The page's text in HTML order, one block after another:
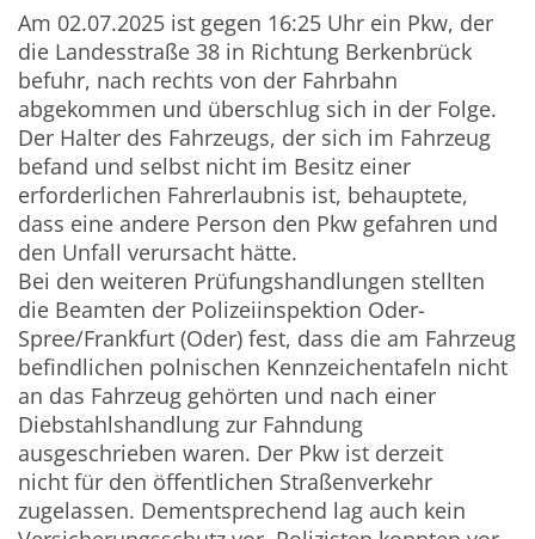
Am 02.07.2025 ist gegen 16:25 Uhr ein Pkw, der
die Landesstraße 38 in Richtung Berkenbrück
befuhr, nach rechts von der Fahrbahn
abgekommen und überschlug sich in der Folge.
Der Halter des Fahrzeugs, der sich im Fahrzeug
befand und selbst nicht im Besitz einer
erforderlichen Fahrerlaubnis ist, behauptete,
dass eine andere Person den Pkw gefahren und
den Unfall verursacht hätte.
Bei den weiteren Prüfungshandlungen stellten
die Beamten der Polizeiinspektion Oder-
Spree/Frankfurt (Oder) fest, dass die am Fahrzeug
befindlichen polnischen Kennzeichentafeln nicht
an das Fahrzeug gehörten und nach einer
Diebstahlshandlung zur Fahndung
ausgeschrieben waren. Der Pkw ist derzeit
nicht für den öffentlichen Straßenverkehr
zugelassen. Dementsprechend lag auch kein